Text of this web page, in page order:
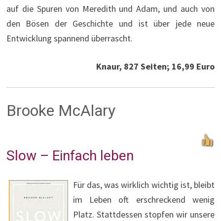
auf die Spuren von Meredith und Adam, und auch von
den Bösen der Geschichte und ist über jede neue
Entwicklung spannend überrascht.
Knaur, 827 Seiten; 16,99 Euro
Brooke McAlary
Slow – Einfach leben
Für das, was wirklich wichtig ist, bleibt
im Leben oft erschreckend wenig
Platz. Stattdessen stopfen wir unsere